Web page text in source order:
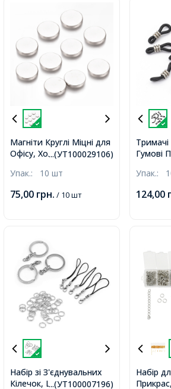
...(УТ100029106)
Магніти Круглі Міцні для
Офісу, Холодильника,
Упак.: 10 шт
75,00 грн. / 10 шт
Тримачі
Гумові
Колір:
5х4.5мм,
Упак.:
124,00
...(УТ100007196)
Набір зі З'єднувальних
Кілечок, Шнурів та
Набір